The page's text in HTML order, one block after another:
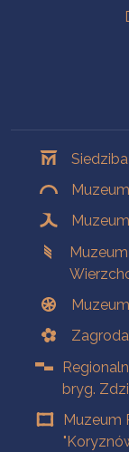
Siedziba
bryg.
Muzeum